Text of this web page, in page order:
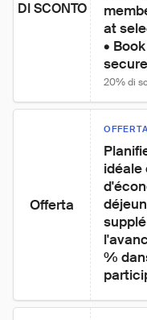
DI SCONTO
at
•
20% di
Offerta
idéale
%